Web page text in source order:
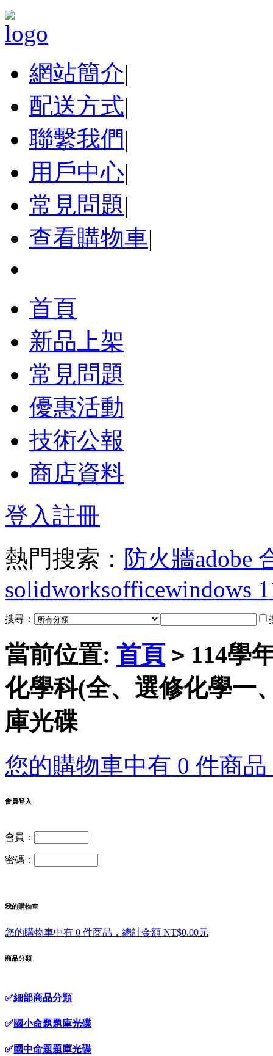
網站簡介|
配送方式|
聯繫我們|
用戶中心|
常見問題|
查看購物車|
首頁
新品上架
常見問題
優惠活動
技術公報
商店資料
登入註冊
熱門搜索： 防火牆adobe
solidworksofficewindows
搜尋：
當前位置: 首頁 > 114學
化學科(全、選修化學一
庫光碟
您的購物車中有 0 件商
會員登入
會員：
密碼：
我的購物車
您的購物車中有 0 件商品，總計金額 NT$0.00元
商品分類
✅細部商品分類
✅國小命題題庫光碟
✅國中命題題庫光碟